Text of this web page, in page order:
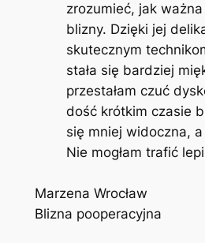
zrozumieć, jak
blizny. Dzięki jej
skutecznym
stała się bardziej
przestałam czuć
dość krótkim czasie
się mniej widoczna, a
Nie mogłam trafić
Marzena Wrocław
Blizna pooperacyjna